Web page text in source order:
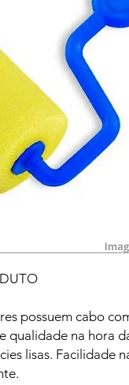
possuem cabo
qualidade na hora
lisas. Facilidade